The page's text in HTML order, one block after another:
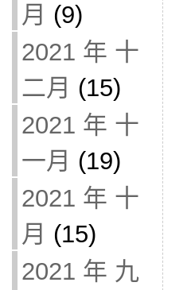
月 (9)
2021 年 十
二月 (15)
2021 年 十
一月 (19)
2021 年 十
月 (15)
2021 年 九